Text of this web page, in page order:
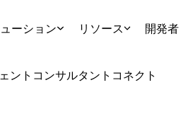
ーション リソース 開発者
ント コンサルタント コネクト